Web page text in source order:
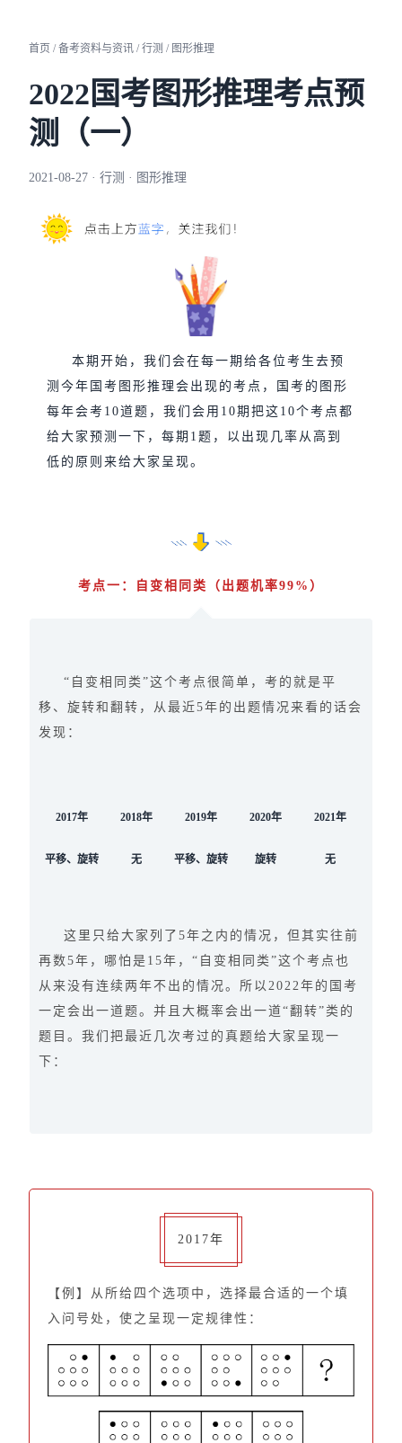
首页 / 备考资料与资讯 / 行测 / 图形推理
2022国考图形推理考点预
测（一）
2021-08-27 · 行测 · 图形推理
本期开始，我们会在每一期给各位考生去预
测今年国考图形推理会出现的考点，国考的图形
每年会考10道题，我们会用10期把这10个考点都
给大家预测一下，每期1题，以出现几率从高到
低的原则来给大家呈现。
考点一：自变相同类（出题机率99%）
“自变相同类”这个考点很简单，考的就是平
移、旋转和翻转，从最近5年的出题情况来看的话会
发现：
2017年 2018年 2019年 2020年 2021年
平移、旋转 无 平移、旋转 旋转 无
这里只给大家列了5年之内的情况，但其实往前
再数5年，哪怕是15年，“自变相同类”这个考点也
从来没有连续两年不出的情况。所以2022年的国考
一定会出一道题。并且大概率会出一道“翻转”类的
题目。我们把最近几次考过的真题给大家呈现一
下：
2017年
【例】从所给四个选项中，选择最合适的一个填
入问号处，使之呈现一定规律性：